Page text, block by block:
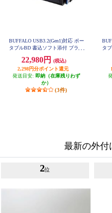
BUFFALO USB3.2(Gen1)対応 ポー
タブルBD 書込ソフト添付 ブラッ
22,980円
(税込)
2,298円分ポイント還元
発送目安: 即納（在庫残りわず
か）
(3件)
タ
最新の外付
2位